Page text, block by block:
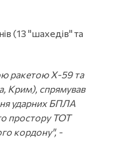
(13 "шахедів" та
ракетою Х-59 та
Крим), спрямував
ударних БПЛА
простору ТОТ
кордону", -